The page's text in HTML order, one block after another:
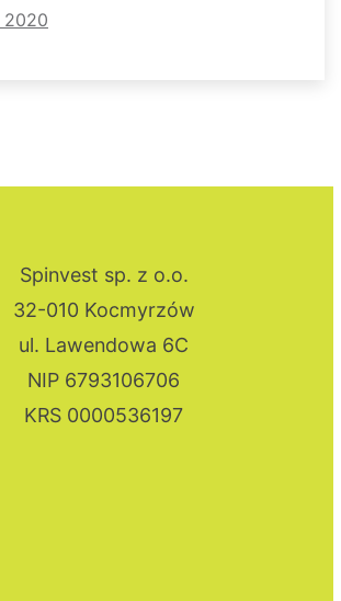
2020
Spinvest sp. z o.o.
32-010 Kocmyrzów
ul. Lawendowa 6C
NIP 6793106706
KRS 0000536197